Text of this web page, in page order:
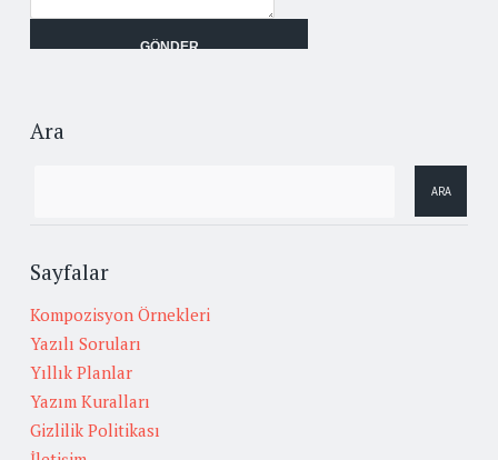
Ara
Sayfalar
Kompozisyon Örnekleri
Yazılı Soruları
Yıllık Planlar
Yazım Kuralları
Gizlilik Politikası